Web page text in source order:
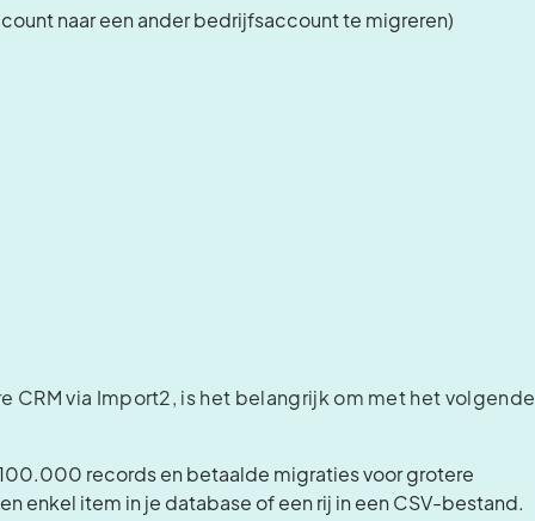
naar een ander bedrijfsaccount te migreren)
CRM via Import2, is het belangrijk om met het volgende
records en betaalde migraties voor grotere
enkel item in je database of een rij in een CSV-bestand.